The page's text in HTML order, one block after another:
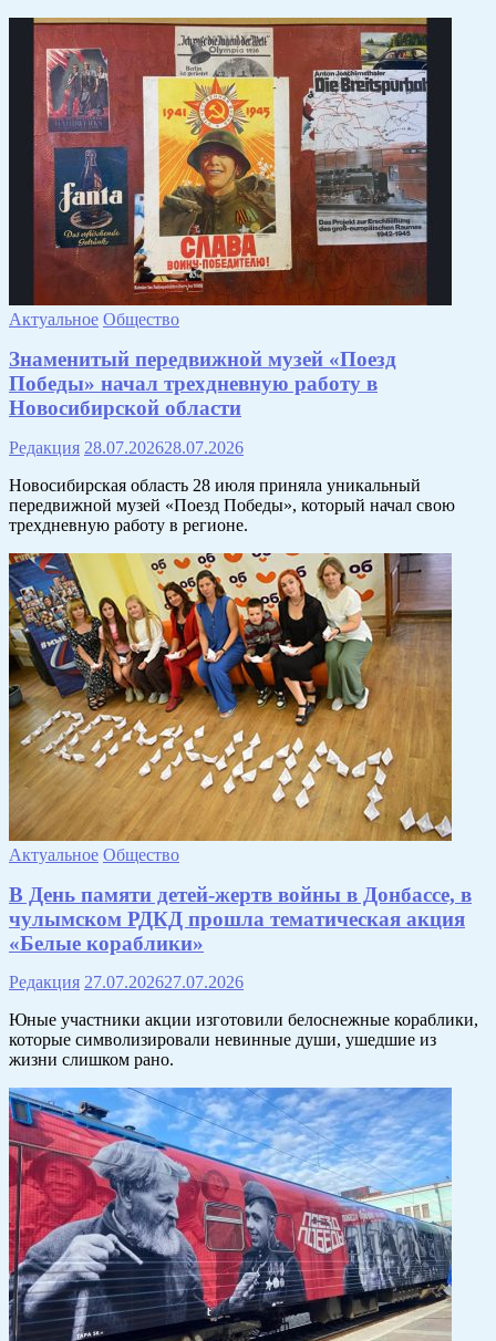
Актуальное Общество
Знаменитый передвижной музей «Поезд
Победы» начал трехдневную работу в
Новосибирской области
Редакция 28.07.202628.07.2026
Новосибирская область 28 июля приняла уникальный
передвижной музей «Поезд Победы», который начал свою
трехдневную работу в регионе.
Актуальное Общество
В День памяти детей-жертв войны в Донбассе, в
чулымском РДКД прошла тематическая акция
«Белые кораблики»
Редакция 27.07.202627.07.2026
Юные участники акции изготовили белоснежные кораблики,
которые символизировали невинные души, ушедшие из
жизни слишком рано.